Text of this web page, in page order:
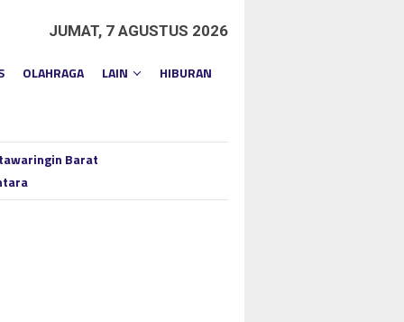
JUMAT, 7 AGUSTUS 2026
OLAHRAGA LAIN HIBURAN
Barat